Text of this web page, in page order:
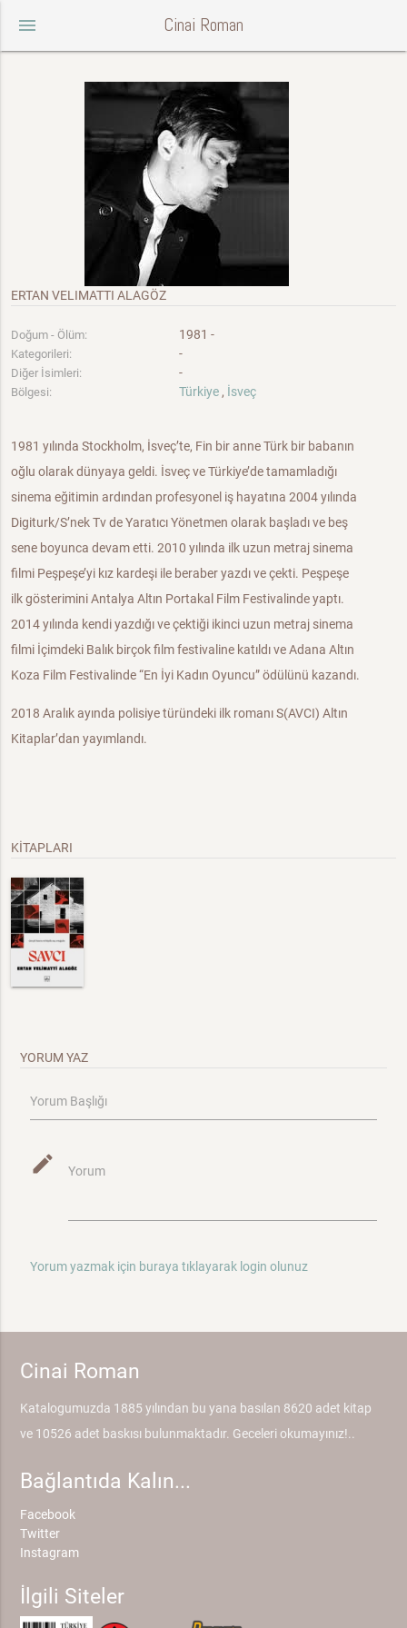
menu Cinai Roman
ERTAN VELIMATTI ALAGÖZ
Doğum - Ölüm: 1981 -
Kategorileri: -
Diğer İsimleri: -
Bölgesi: Türkiye , İsveç
1981 yılında Stockholm, İsveç’te, Fin bir anne Türk bir babanın
oğlu olarak dünyaya geldi. İsveç ve Türkiye’de tamamladığı
sinema eğitimin ardından profesyonel iş hayatına 2004 yılında
Digiturk/S’nek Tv de Yaratıcı Yönetmen olarak başladı ve beş
sene boyunca devam etti. 2010 yılında ilk uzun metraj sinema
filmi Peşpeşe’yi kız kardeşi ile beraber yazdı ve çekti. Peşpeşe
ilk gösterimini Antalya Altın Portakal Film Festivalinde yaptı.
2014 yılında kendi yazdığı ve çektiği ikinci uzun metraj sinema
filmi İçimdeki Balık birçok film festivaline katıldı ve Adana Altın
Koza Film Festivalinde “En İyi Kadın Oyuncu” ödülünü kazandı.
2018 Aralık ayında polisiye türündeki ilk romanı S(AVCI) Altın
Kitaplar’dan yayımlandı.
KİTAPLARI
YORUM YAZ
Yorum Başlığı
mode_edit Yorum
Yorum yazmak için buraya tıklayarak login olunuz
Cinai Roman
Katalogumuzda 1885 yılından bu yana basılan 8620 adet kitap
ve 10526 adet baskısı bulunmaktadır. Geceleri okumayınız!..
Bağlantıda Kalın...
Facebook
Twitter
Instagram
İlgili Siteler